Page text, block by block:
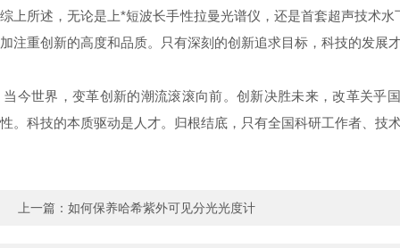
综上所述，无论是上*短波长手性拉曼光谱仪，还是首套超声技术
加注重创新的高度和品质。只有深刻的创新追求目标，科技的发展
当今世界，变革创新的潮流滚滚向前。创新决胜未来，改革关乎
性。科技的本质驱动是人才。归根结底，只有全国科研工作者、
上一篇： 如何保养哈希紫外可见分光光度计